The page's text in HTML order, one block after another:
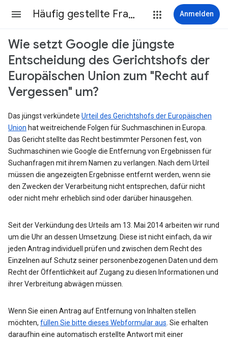
Häufig gestellte Fragen Anmelden
Wie setzt Google die jüngste
Entscheidung des Gerichtshofs der
Europäischen Union zum "Recht auf
Vergessen" um?
Das jüngst verkündete Urteil des Gerichtshofs der Europäischen
Union hat weitreichende Folgen für Suchmaschinen in Europa.
Das Gericht stellte das Recht bestimmter Personen fest, von
Suchmaschinen wie Google die Entfernung von Ergebnissen für
Suchanfragen mit ihrem Namen zu verlangen. Nach dem Urteil
müssen die angezeigten Ergebnisse entfernt werden, wenn sie
den Zwecken der Verarbeitung nicht entsprechen, dafür nicht
oder nicht mehr erheblich sind oder darüber hinausgehen.
Seit der Verkündung des Urteils am 13. Mai 2014 arbeiten wir rund
um die Uhr an dessen Umsetzung. Diese ist nicht einfach, da wir
jeden Antrag individuell prüfen und zwischen dem Recht des
Einzelnen auf Schutz seiner personenbezogenen Daten und dem
Recht der Öffentlichkeit auf Zugang zu diesen Informationen und
ihrer Verbreitung abwägen müssen.
Wenn Sie einen Antrag auf Entfernung von Inhalten stellen
möchten, füllen Sie bitte dieses Webformular aus . Sie erhalten
daraufhin eine automatisch erstellte Antwort mit einer